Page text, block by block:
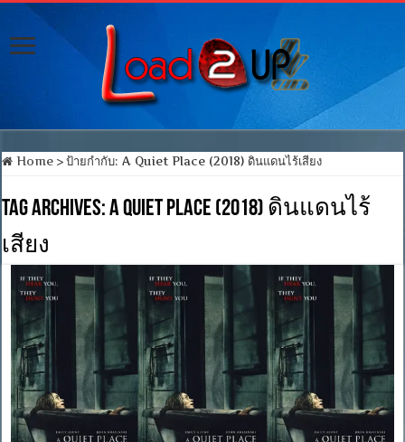
Home > ป้ายกำกับ:A Quiet Place (2018) ดินแดนไร้เสียง
Tag Archives:A Quiet Place (2018) ดินแดนไร้
เสียง